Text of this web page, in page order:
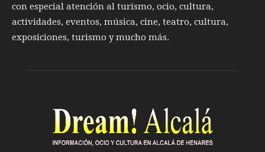
con especial atención al turismo, ocio, cultura,
actividades, eventos, música, cine, teatro, cultura,
exposiciones, turismo y mucho más.